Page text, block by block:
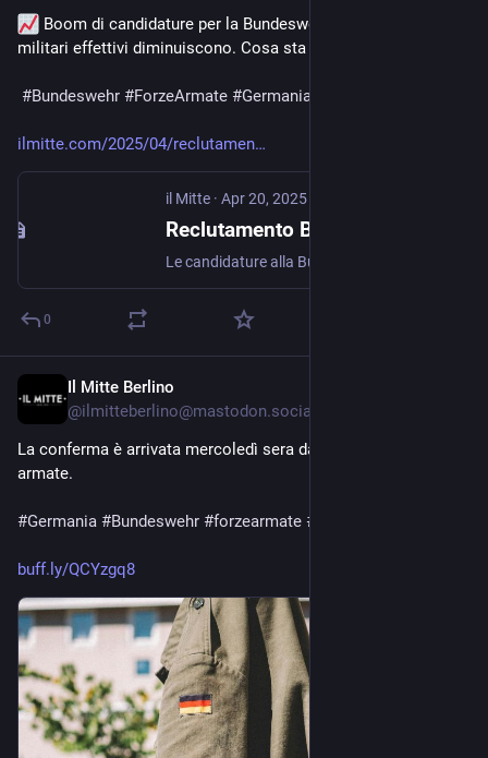
Boom di candidature per la Bundeswehr nel 2024, ma i
militari effettivi diminuiscono. Cosa sta succedendo?
#Bundeswehr #ForzeArmate #Germania
ilmitte.com/2025/04/reclutamen
il Mitte · Apr 20, 2025
0
Il Mitte Berlino
@ilmitteberlino@mastodon.social
La conferma è arrivata mercoledì sera dalle stesse forze
armate.
#Germania #Bundeswehr #forzearmate #
buff.ly/QCYzgq8